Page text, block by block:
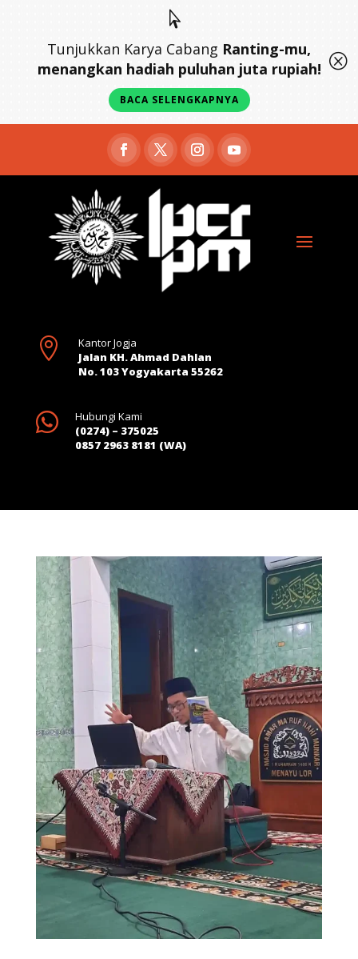

Tunjukkan Karya Cabang Ranting-mu,
menangkan hadiah puluhan juta rupiah!
BACA SELENGKAPNYA
Q

Kantor Jogja
Jalan KH. Ahmad Dahlan
No. 103 Yogyakarta 55262

Hubungi Kami
(0274) – 375025
0857 2963 8181 (WA)